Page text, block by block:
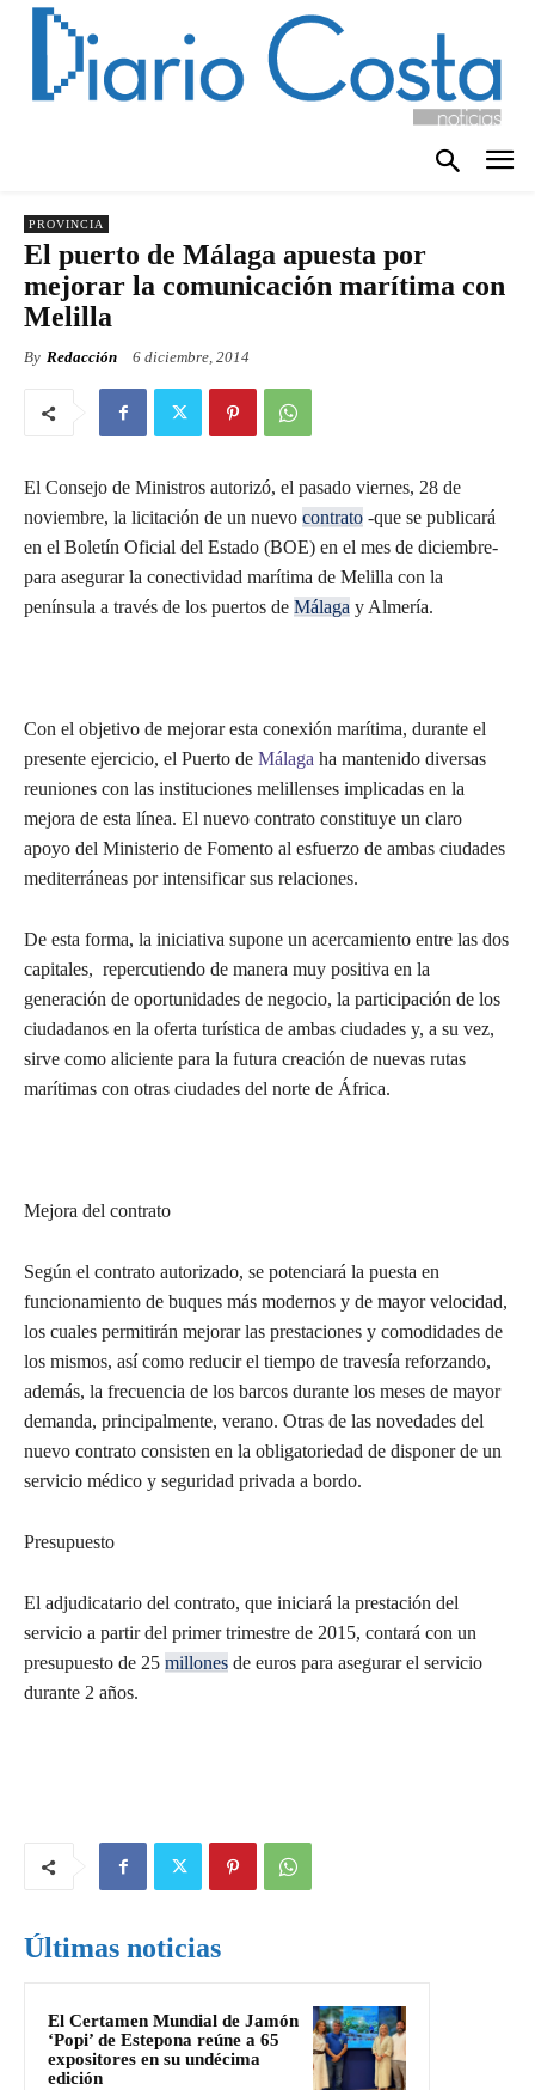
PROVINCIA
El puerto de Málaga apuesta por
mejorar la comunicación marítima con
Melilla
By Redacción 6 diciembre, 2014
El Consejo de Ministros autorizó, el pasado viernes, 28 de
noviembre, la licitación de un nuevo contrato -que se publicará
en el Boletín Oficial del Estado (BOE) en el mes de diciembre-
para asegurar la conectividad marítima de Melilla con la
península a través de los puertos de Málaga y Almería.
Con el objetivo de mejorar esta conexión marítima, durante el
presente ejercicio, el Puerto de Málaga ha mantenido diversas
reuniones con las instituciones melillenses implicadas en la
mejora de esta línea. El nuevo contrato constituye un claro
apoyo del Ministerio de Fomento al esfuerzo de ambas ciudades
mediterráneas por intensificar sus relaciones.
De esta forma, la iniciativa supone un acercamiento entre las dos
capitales, repercutiendo de manera muy positiva en la
generación de oportunidades de negocio, la participación de los
ciudadanos en la oferta turística de ambas ciudades y, a su vez,
sirve como aliciente para la futura creación de nuevas rutas
marítimas con otras ciudades del norte de África.
Mejora del contrato
Según el contrato autorizado, se potenciará la puesta en
funcionamiento de buques más modernos y de mayor velocidad,
los cuales permitirán mejorar las prestaciones y comodidades de
los mismos, así como reducir el tiempo de travesía reforzando,
además, la frecuencia de los barcos durante los meses de mayor
demanda, principalmente, verano. Otras de las novedades del
nuevo contrato consisten en la obligatoriedad de disponer de un
servicio médico y seguridad privada a bordo.
Presupuesto
El adjudicatario del contrato, que iniciará la prestación del
servicio a partir del primer trimestre de 2015, contará con un
presupuesto de 25 millones de euros para asegurar el servicio
durante 2 años.
Últimas noticias
El Certamen Mundial de Jamón
‘Popi’ de Estepona reúne a 65
expositores en su undécima
edición